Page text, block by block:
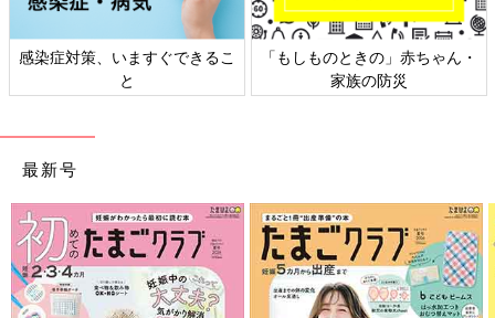
日本外来小児科学会リーフレッ
ト検討会
六星占術 細木かおりさんの人生
相談
最新号